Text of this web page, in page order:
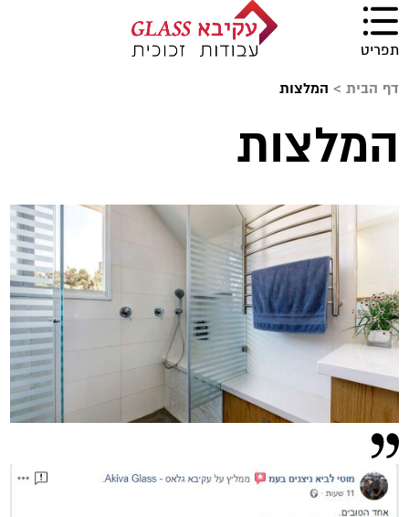
תפריט
דף הבית > המלצות
המלצות